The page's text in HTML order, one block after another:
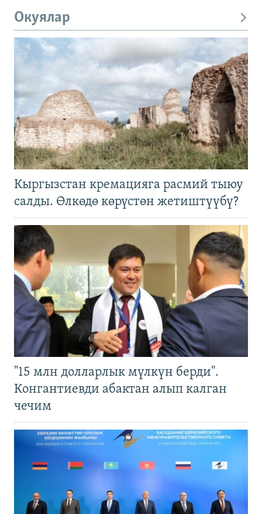
Окуялар
Кыргызстан кремацияга расмий тыюу
салды. Өлкөдө көрүстөн жетиштүүбү?
"15 млн долларлык мүлкүн берди".
Конгантиевди абактан алып калган
чечим